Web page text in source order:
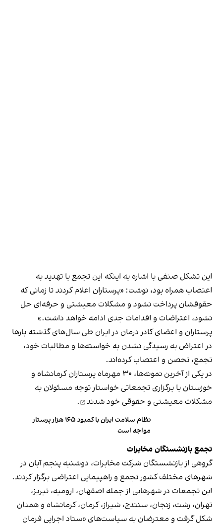
این تشکل صنفی با اشاره به اینکه این تجمع با تهدید به
اعتصاب همراه بود، نوشت: «پرستاران اعلام کردند تا زمانی که
حقوقشان پرداخت نشود و مشکلات معیشتی و حرفه‌ای حل
نشود، اعتراضات و اقدامات جدی ادامه خواهد داشت.»
پرستاران و اعضای کادر درمان در ایران طی سال‌های گذشته بارها
در اعتراض به رسیدگی نشدن به خواسته‌ها و مطالبات خود،
تجمع، تحصن و اعتصاب کرده‌اند.
در یکی از آخرین نمونه‌ها، ۳۰ مهر‌ماه پرستاران کرمانشاه و
خوزستان با برگزاری تجمعاتی خواستار توجه مسئولان به
مشکلات معیشتی و حقوقی خودشدند .
نظام سلامت ایران با کمبود ۱۶۵ هزار پرستار
مواجه است
تجمع بازنشستگان مخابرات
گروهی از بازنشستگان شرکت مخابرات، دوشنبه پنجم آبان در
شهرهای مختلف کشور تجمع و راهپیمایی اعتراضی برگزار کردند.
این تجمعات در شهرهایی از جمله اصفهان، ارومیه، تبریز،
تهران، رشت، زنجان، سنندج، شیراز، کرمان، کرمانشاه و همدان
شکل گرفت و معترضان به سیاست‌های «ستاد اجرایی فرمان